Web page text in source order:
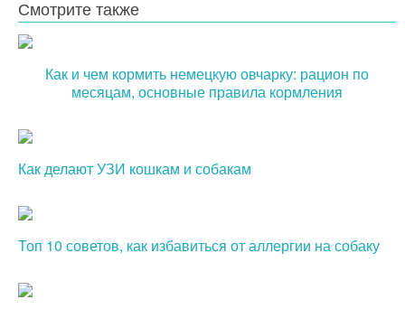
Смотрите также
Как и чем кормить немецкую овчарку: рацион по
месяцам, основные правила кормления
Как делают УЗИ кошкам и собакам
Топ 10 советов, как избавиться от аллергии на собаку